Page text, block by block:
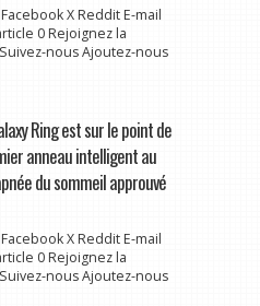
X Reddit E-mail
0 Rejoignez la
nous Ajoutez-nous
Ring est sur le point de
anneau intelligent au
du sommeil approuvé
X Reddit E-mail
0 Rejoignez la
nous Ajoutez-nous